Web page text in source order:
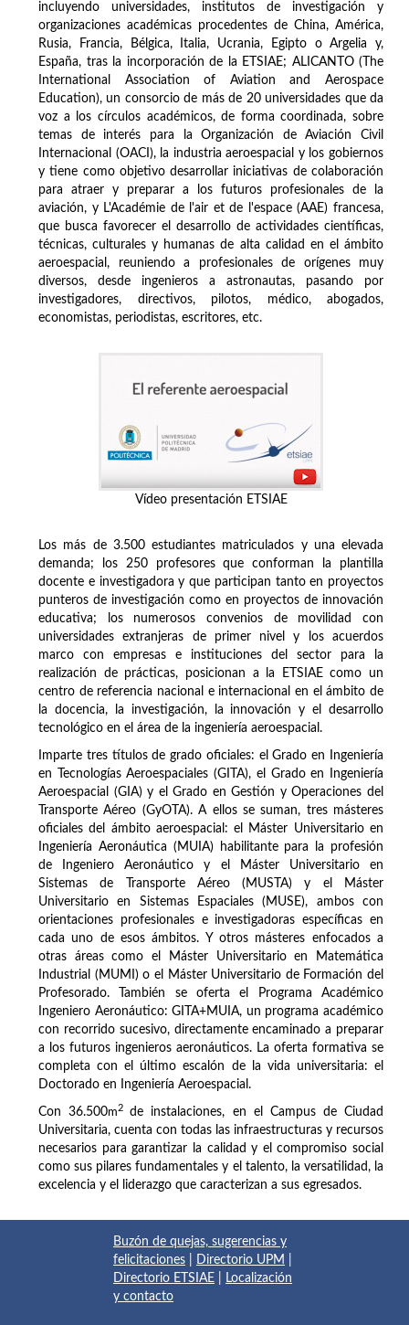
incluyendo universidades, institutos de investigación y
organizaciones académicas procedentes de China, América,
Rusia, Francia, Bélgica, Italia, Ucrania, Egipto o Argelia y,
España, tras la incorporación de la ETSIAE; ALICANTO (The
International Association of Aviation and Aerospace
Education), un consorcio de más de 20 universidades que da
voz a los círculos académicos, de forma coordinada, sobre
temas de interés para la Organización de Aviación Civil
Internacional (OACI), la industria aeroespacial y los gobiernos
y tiene como objetivo desarrollar iniciativas de colaboración
para atraer y preparar a los futuros profesionales de la
aviación, y L'Académie de l'air et de l'espace (AAE) francesa,
que busca favorecer el desarrollo de actividades científicas,
técnicas, culturales y humanas de alta calidad en el ámbito
aeroespacial, reuniendo a profesionales de orígenes muy
diversos, desde ingenieros a astronautas, pasando por
investigadores, directivos, pilotos, médico, abogados,
economistas, periodistas, escritores, etc.
Vídeo presentación ETSIAE
Los más de 3.500 estudiantes matriculados y una elevada
demanda; los 250 profesores que conforman la plantilla
docente e investigadora y que participan tanto en proyectos
punteros de investigación como en proyectos de innovación
educativa; los numerosos convenios de movilidad con
universidades extranjeras de primer nivel y los acuerdos
marco con empresas e instituciones del sector para la
realización de prácticas, posicionan a la ETSIAE como un
centro de referencia nacional e internacional en el ámbito de
la docencia, la investigación, la innovación y el desarrollo
tecnológico en el área de la ingeniería aeroespacial.
Imparte tres títulos de grado oficiales: el Grado en Ingeniería
en Tecnologías Aeroespaciales (GITA), el Grado en Ingeniería
Aeroespacial (GIA) y el Grado en Gestión y Operaciones del
Transporte Aéreo (GyOTA). A ellos se suman, tres másteres
oficiales del ámbito aeroespacial: el Máster Universitario en
Ingeniería Aeronáutica (MUIA) habilitante para la profesión
de Ingeniero Aeronáutico y el Máster Universitario en
Sistemas de Transporte Aéreo (MUSTA) y el Máster
Universitario en Sistemas Espaciales (MUSE), ambos con
orientaciones profesionales e investigadoras específicas en
cada uno de esos ámbitos. Y otros másteres enfocados a
otras áreas como el Máster Universitario en Matemática
Industrial (MUMI) o el Máster Universitario de Formación del
Profesorado. También se oferta el Programa Académico
Ingeniero Aeronáutico: GITA+MUIA, un programa académico
con recorrido sucesivo, directamente encaminado a preparar
a los futuros ingenieros aeronáuticos. La oferta formativa se
completa con el último escalón de la vida universitaria: el
Doctorado en Ingeniería Aeroespacial.
Con 36.500m2
de instalaciones, en el Campus de Ciudad
Universitaria, cuenta con todas las infraestructuras y recursos
necesarios para garantizar la calidad y el compromiso social
como sus pilares fundamentales y el talento, la versatilidad, la
excelencia y el liderazgo que caracterizan a sus egresados.
Buzón de quejas, sugerencias y
felicitaciones
Directorio UPM
Directorio ETSIAE
Localización
y contacto